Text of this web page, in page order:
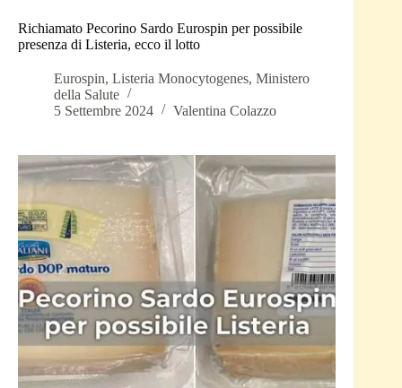
Richiamato Pecorino Sardo Eurospin per possibile
presenza di Listeria, ecco il lotto
Eurospin, Listeria Monocytogenes, Ministero
della Salute
5 Settembre 2024
Valentina Colazzo